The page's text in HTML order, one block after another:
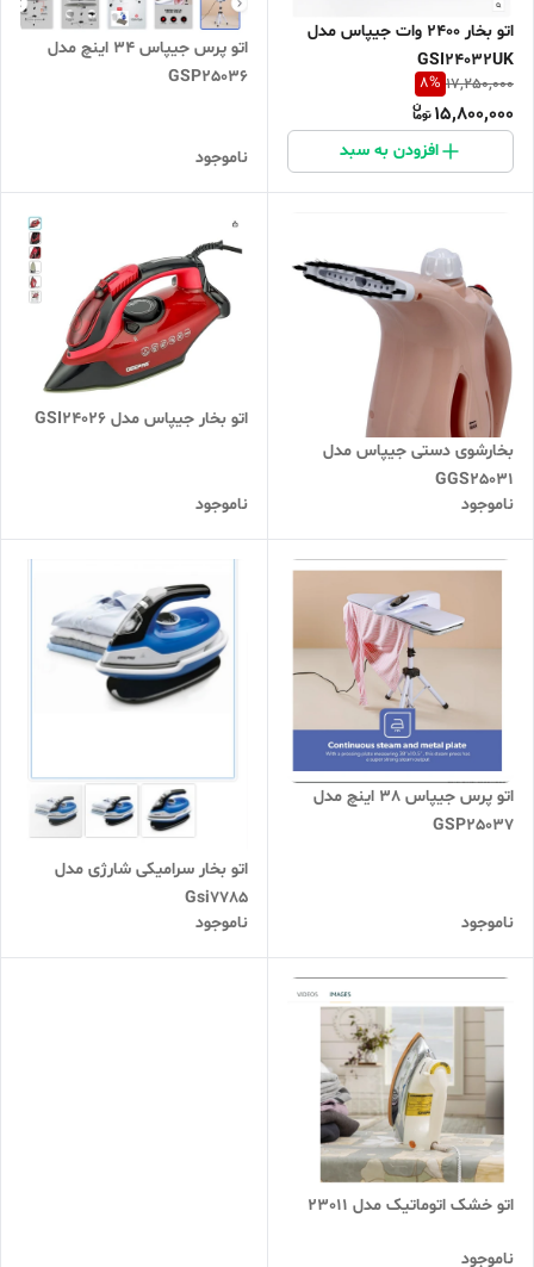
اتو بخار 2400 وات جیپاس مدل
GSI24032UK
17,250,000
8%
15,800,000
افزودن به سبد
اتو پرس جیپاس 34 اینچ مدل
GSP25036
ناموجود
بخارشوی دستی جیپاس مدل
GGS25031
ناموجود
اتو بخار جیپاس مدل GSI24026
ناموجود
اتو پرس جیپاس 38 اینچ مدل
GSP25037
ناموجود
اتو بخار سرامیکی شارژی مدل
Gsi7785
ناموجود
اتو خشک اتوماتیک مدل 23011
ناموجود